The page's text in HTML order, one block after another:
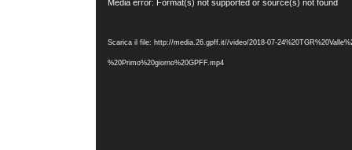
Media error: Format(s) not supported or source(s) not found
Scarica il file: http://media.26.gpff.it//video/2018-07-
%20Primo%20giorno%20GPFF.mp4